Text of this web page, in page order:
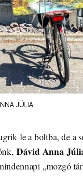
JÚLIA
le a boltba, de a
Dávid Anna
„mozgó